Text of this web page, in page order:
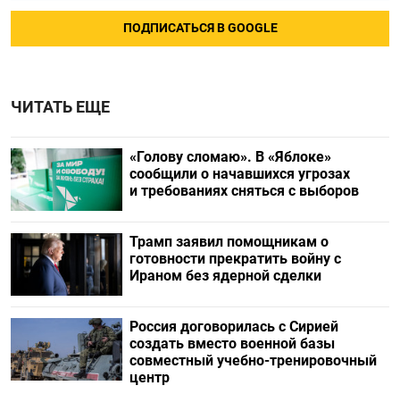
ПОДПИСАТЬСЯ В GOOGLE
ЧИТАТЬ ЕЩЕ
«Голову сломаю». В «Яблоке»
сообщили о начавшихся угрозах
и требованиях сняться с выборов
Трамп заявил помощникам о
готовности прекратить войну с
Ираном без ядерной сделки
Россия договорилась с Сирией
создать вместо военной базы
совместный учебно-тренировочный
центр